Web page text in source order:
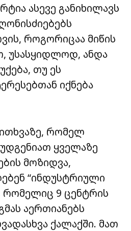
ასევე განიხილავს
როგორიცაა მიწის
უსასყიდლოდ, ანდა
თუ ეს
იქნება
რომელ
ყველაზე
მოზიდვა,
“ინდუსტრიული
რომელიც 9 ცენტრის
აერთიანებს
ქალაქში. მათ